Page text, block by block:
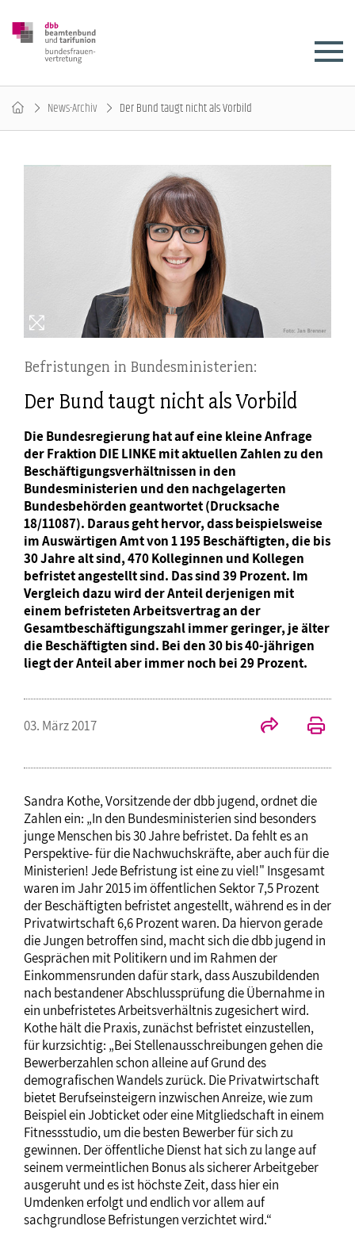
News-Archiv Der Bund taugt nicht als Vorbild
Befristungen in Bundesministerien:
Der Bund taugt nicht als Vorbild
Die Bundesregierung hat auf eine kleine Anfrage
der Fraktion DIE LINKE mit aktuellen Zahlen zu den
Beschäftigungsverhältnissen in den
Bundesministerien und den nachgelagerten
Bundesbehörden geantwortet (Drucksache
18/11087). Daraus geht hervor, dass beispielsweise
im Auswärtigen Amt von 1 195 Beschäftigten, die bis
30 Jahre alt sind, 470 Kolleginnen und Kollegen
befristet angestellt sind. Das sind 39 Prozent. Im
Vergleich dazu wird der Anteil derjenigen mit
einem befristeten Arbeitsvertrag an der
Gesamtbeschäftigungszahl immer geringer, je älter
die Beschäftigten sind. Bei den 30 bis 40-jährigen
liegt der Anteil aber immer noch bei 29 Prozent.
03. März 2017
Sandra Kothe, Vorsitzende der dbb jugend, ordnet die
Zahlen ein: „In den Bundesministerien sind besonders
junge Menschen bis 30 Jahre befristet. Da fehlt es an
Perspektive- für die Nachwuchskräfte, aber auch für die
Ministerien! Jede Befristung ist eine zu viel!" Insgesamt
waren im Jahr 2015 im öffentlichen Sektor 7,5 Prozent
der Beschäftigten befristet angestellt, während es in der
Privatwirtschaft 6,6 Prozent waren. Da hiervon gerade
die Jungen betroffen sind, macht sich die dbb jugend in
Gesprächen mit Politikern und im Rahmen der
Einkommensrunden dafür stark, dass Auszubildenden
nach bestandener Abschlussprüfung die Übernahme in
ein unbefristetes Arbeitsverhältnis zugesichert wird.
Kothe hält die Praxis, zunächst befristet einzustellen,
für kurzsichtig: „Bei Stellenausschreibungen gehen die
Bewerberzahlen schon alleine auf Grund des
demografischen Wandels zurück. Die Privatwirtschaft
bietet Berufseinsteigern inzwischen Anreize, wie zum
Beispiel ein Jobticket oder eine Mitgliedschaft in einem
Fitnessstudio, um die besten Bewerber für sich zu
gewinnen. Der öffentliche Dienst hat sich zu lange auf
seinem vermeintlichen Bonus als sicherer Arbeitgeber
ausgeruht und es ist höchste Zeit, dass hier ein
Umdenken erfolgt und endlich vor allem auf
sachgrundlose Befristungen verzichtet wird.“